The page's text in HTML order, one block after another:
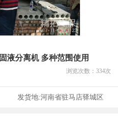
液分离机 多种范围使用
浏览次数： 334次
发货地:河南省驻马店驿城区